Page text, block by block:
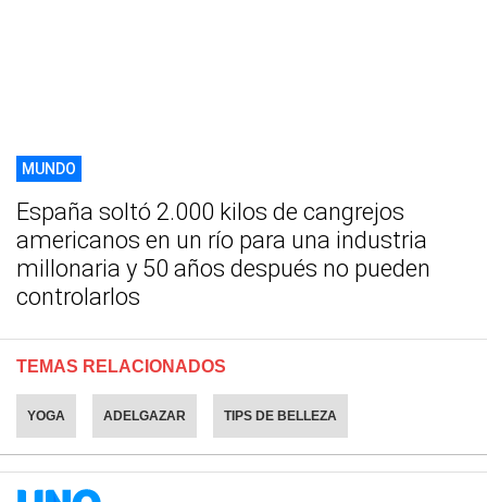
MUNDO
España soltó 2.000 kilos de cangrejos
americanos en un río para una industria
millonaria y 50 años después no pueden
controlarlos
TEMAS RELACIONADOS
YOGA ADELGAZAR TIPS DE BELLEZA